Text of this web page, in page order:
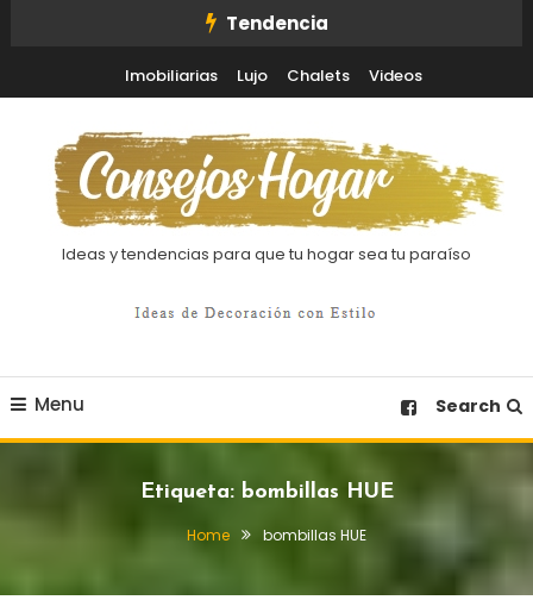
Tendencia
Imobiliarias Lujo Chalets Videos
Ideas y tendencias para que tu hogar sea tu paraíso
Menu Search
Etiqueta: bombillas HUE
Home bombillas HUE